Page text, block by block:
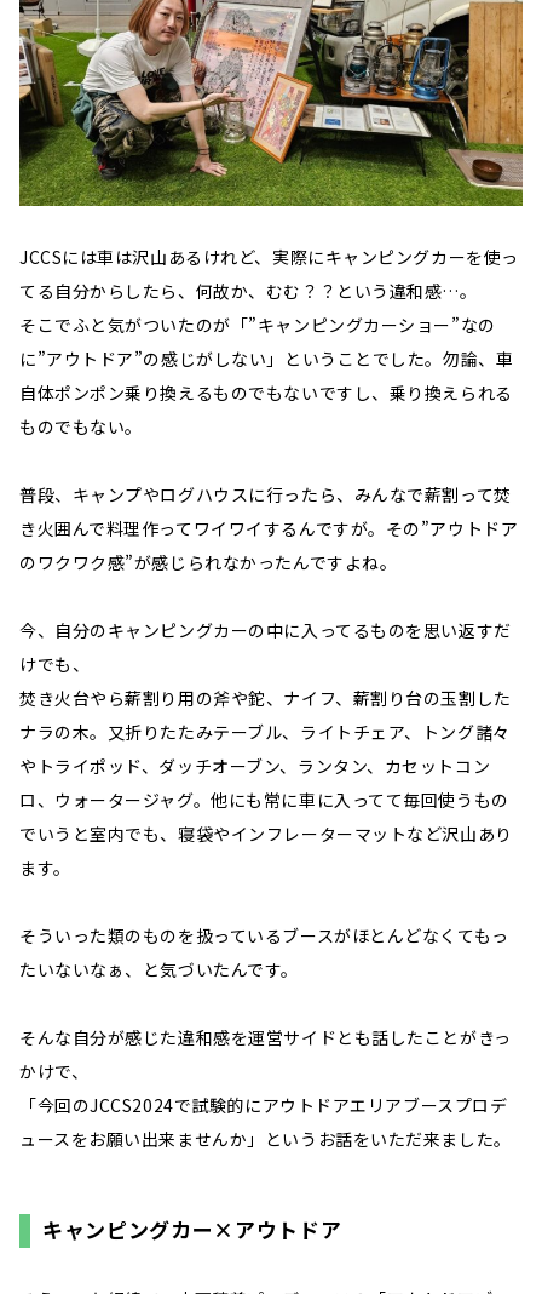
JCCSには車は沢山あるけれど、実際にキャンピングカーを使っ
てる自分からしたら、何故か、むむ？？という違和感…。
そこでふと気がついたのが「”キャンピングカーショー”なの
に”アウトドア”の感じがしない」ということでした。勿論、車
自体ポンポン乗り換えるものでもないですし、乗り換えられる
ものでもない。
普段、キャンプやログハウスに行ったら、みんなで薪割って焚
き火囲んで料理作ってワイワイするんですが。その”アウトドア
のワクワク感”が感じられなかったんですよね。
今、自分のキャンピングカーの中に入ってるものを思い返すだ
けでも、
焚き火台やら薪割り用の斧や鉈、ナイフ、薪割り台の玉割した
ナラの木。又折りたたみテーブル、ライトチェア、トング諸々
やトライポッド、ダッチオーブン、ランタン、カセットコン
ロ、ウォータージャグ。他にも常に車に入ってて毎回使うもの
でいうと室内でも、寝袋やインフレーターマットなど沢山あり
ます。
そういった類のものを扱っているブースがほとんどなくてもっ
たいないなぁ、と気づいたんです。
そんな自分が感じた違和感を運営サイドとも話したことがきっ
かけで、
「今回のJCCS2024で試験的にアウトドアエリアブースプロデ
ュースをお願い出来ませんか」というお話をいただ来ました。
キャンピングカー×アウトドア